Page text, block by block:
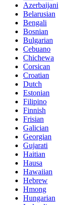
Azerbaijani
Belarusian
Bengali
Bosnian
Bulgarian
Cebuano
Chichewa
Corsican
Croatian
Dutch
Estonian
Filipino
Finnish
Frisian
Galician
Georgian
Gujarati
Haitian
Hausa
Hawaiian
Hebrew
Hmong
Hungarian